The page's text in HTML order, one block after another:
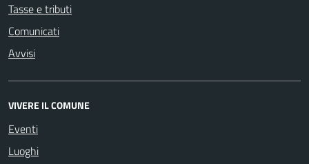
Tasse e tributi
Comunicati
Avvisi
VIVERE IL COMUNE
Eventi
Luoghi